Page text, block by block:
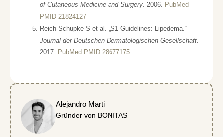
of Cutaneous Medicine and Surgery . 2006.
PubMed
PMID 21824127
Reich-Schupke S et al. „S1 Guidelines: Lipedema.“
Journal der Deutschen Dermatologischen Gesellschaft
2017.
PubMed PMID 28677175
Alejandro Marti
Gründer von BONITAS